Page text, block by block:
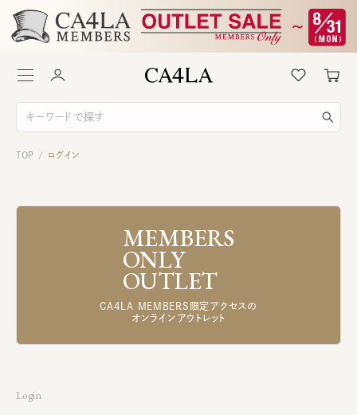
TOP / ログイン
MEMBERS
ONLY
OUTLET
CA4LA MEMBERS限定アクセスの
オンラインアウトレット
Login